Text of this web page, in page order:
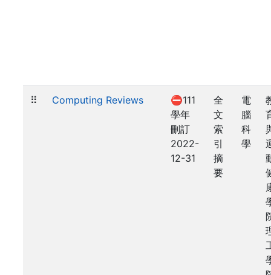
⠿ Computing Reviews
⛔111
學年
刪訂
2022-
12-31
全
文
索
引
摘
要
電
腦
科
學